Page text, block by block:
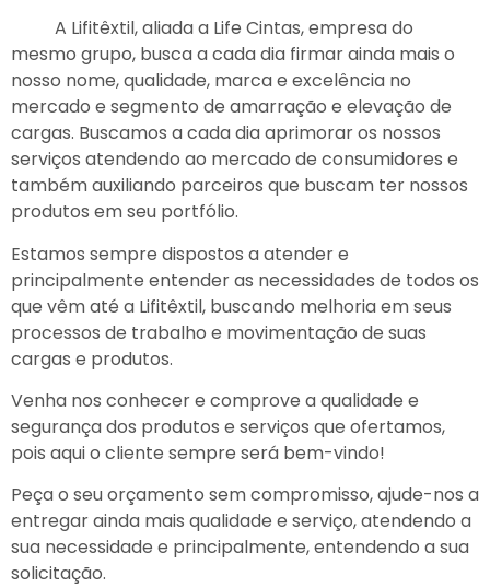
A Lifitêxtil, aliada a Life Cintas, empresa do
mesmo grupo, busca a cada dia firmar ainda mais o
nosso nome, qualidade, marca e excelência no
mercado e segmento de amarração e elevação de
cargas. Buscamos a cada dia aprimorar os nossos
serviços atendendo ao mercado de consumidores e
também auxiliando parceiros que buscam ter nossos
produtos em seu portfólio.
Estamos sempre dispostos a atender e
principalmente entender as necessidades de todos os
que vêm até a Lifitêxtil, buscando melhoria em seus
processos de trabalho e movimentação de suas
cargas e produtos.
Venha nos conhecer e comprove a qualidade e
segurança dos produtos e serviços que ofertamos,
pois aqui o cliente sempre será bem-vindo!
Peça o seu orçamento sem compromisso, ajude-nos a
entregar ainda mais qualidade e serviço, atendendo a
sua necessidade e principalmente, entendendo a sua
solicitação.